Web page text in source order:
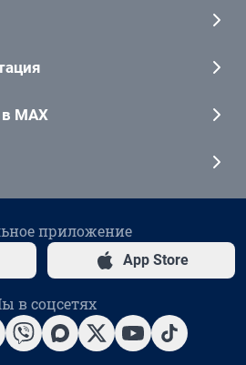
MAX
приложение
App Store
в соцсетях